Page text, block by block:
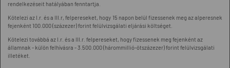
rendelkezéseit hatályában fenntartja.
Kötelezi az I.r. és a III.r, felpereseket, hogy 15 napon belül fizessenek meg az alperesnek
fejenként 100.000 (százezer) forint felülvizsgálati eljárási költséget.
Kötelezi továbbá az I.r. és a III.r. felpereseket, hogy fizessenek meg fejenként az
államnak - külön felhívásra - 3.500.000 (hárommillió-ötszázezer) forint felülvizsgálati
illetéket.